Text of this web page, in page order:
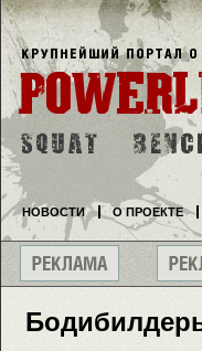
НОВОСТИ О ПРОЕКТЕ